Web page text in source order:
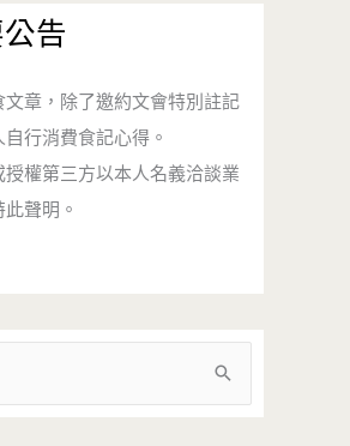
告
章，除了邀約文會特別註記
行消費食記心得。
權第三方以本人名義洽談業
聲明。